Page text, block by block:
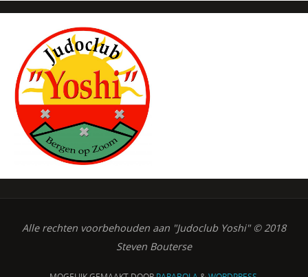
Alle rechten voorbehouden aan "Judoclub Yoshi" © 2018
Steven Bouterse